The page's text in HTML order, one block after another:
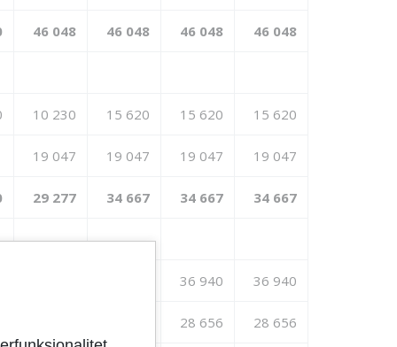
46 048 46 048 46 048 46 048
10 230 15 620 15 620 15 620
19 047 19 047 19 047 19 047
29 277 34 667 34 667 34 667
36 940 36 940
28 656 28 656